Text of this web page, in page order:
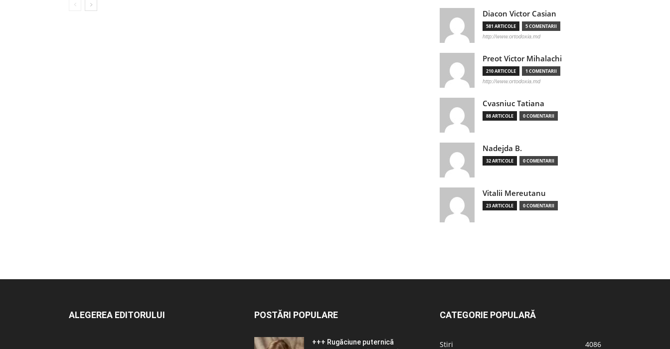
Diacon Victor Casian
581 ARTICOLE 5 COMENTARII
http://www.ortodoxia.md
Preot Victor Mihalachi
210 ARTICOLE 1 COMENTARII
http://www.ortodoxia.md
Cvasniuc Tatiana
88 ARTICOLE 0 COMENTARII
Nadejda B.
32 ARTICOLE 0 COMENTARII
Vitalii Mereutanu
23 ARTICOLE 0 COMENTARII
ALEGEREA EDITORULUI POSTĂRI POPULARE
+++ Rugăciune puternică
CATEGORIE POPULARĂ
Stiri
4086